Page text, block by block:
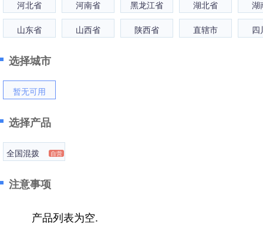
河北省 河南省 黑龙江省 湖北省 湖
山东省 山西省 陕西省 直辖市 四
选择城市
暂无可用
选择产品
全国混拨 自营
注意事项
产品列表为空.